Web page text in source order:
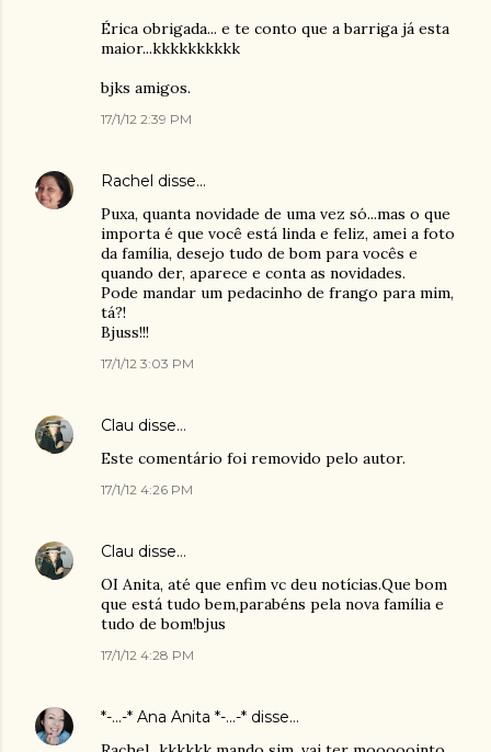
Érica obrigada... e te conto que a barriga já esta
maior...kkkkkkkkkk
bjks amigos.
17/1/12 2:39 PM
Rachel disse…
Puxa, quanta novidade de uma vez só...mas o que
importa é que você está linda e feliz, amei a foto
da família, desejo tudo de bom para vocês e
quando der, aparece e conta as novidades.
Pode mandar um pedacinho de frango para mim,
tá?!
Bjuss!!!
17/1/12 3:03 PM
Clau disse…
Este comentário foi removido pelo autor.
17/1/12 4:26 PM
Clau disse…
OI Anita, até que enfim vc deu notícias.Que bom
que está tudo bem,parabéns pela nova família e
tudo de bom!bjus
17/1/12 4:28 PM
*-...-* Ana Anita *-...-* disse…